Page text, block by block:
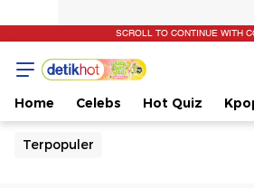
SCROLL TO CONTINUE WITH
Home Celebs Hot Quiz
Terpopuler